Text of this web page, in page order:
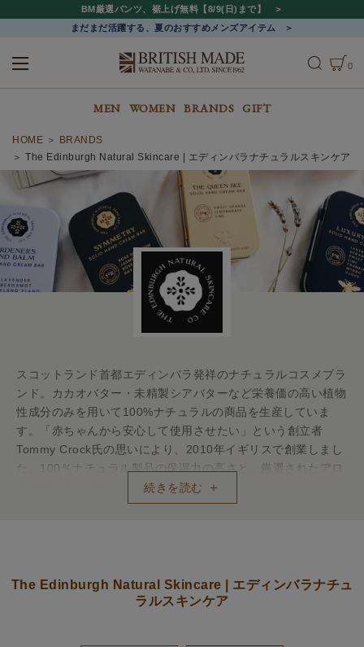
BM厳選パンツ、裾上げ無料【8/9(日)まで】
まだまだ活躍する、夏のおすすめメンズアイテム
0
MEN WOMEN BRANDS GIFT
HOME
BRANDS
The Edinburgh Natural Skincare | エディンバラナチュラルスキンケア
続きを読む
スコットランド首都エディンバラ発祥のナチュラルコスメブラ
ンド。カカオバター・未精製シアバターなど栄養価の高い植物
性成分のみを用いて100%ナチュラルの商品を生産していま
す。「赤ちゃんから安心して使用させたい」という創立者
Tommy Crock氏の思いにより、2010年イギリスで創業しまし
た。100％ナチュラル製品の保湿力の高さと、厳選されたアロ
マの香りを、ぜひご体感ください。
でいます。
The Edinburgh Natural Skincare | エディンバラナチュ
ラルスキンケア